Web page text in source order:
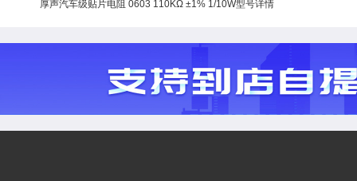
厚声汽车级贴片电阻 0603 110KΩ ±1% 1/10W型号详情